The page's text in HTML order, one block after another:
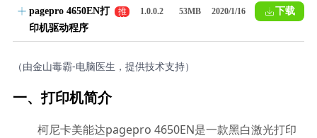
pagepro 4650EN打
印机驱动程序
推
荐
1.0.0.2 53MB 2020/1/16 下载
（由金山毒霸-电脑医生，提供技术支持）
一、打印机简介
柯尼卡美能达pagepro 4650EN是一款黑白激光打印